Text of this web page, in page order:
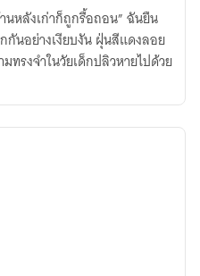
นหลังเก่าก็ถูกรื้อถอน” ฉันยืน
นอย่างเงียบงัน ฝุ่นสีแดงลอย
ทรงจำในวัยเด็กปลิวหายไปด้วย